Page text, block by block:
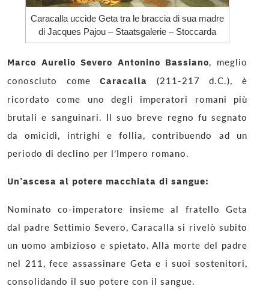
Caracalla uccide Geta tra le braccia di sua madre
di Jacques Pajou – Staatsgalerie – Stoccarda
Marco Aurelio Severo Antonino Bassiano, meglio
conosciuto comeCaracalla
(211-217 d.C.), è
ricordato come uno degli imperatori romani più
brutali e sanguinari. Il suo breve regno fu segnato
da omicidi, intrighi e follia, contribuendo ad un
periodo di declino per l’Impero romano.
Un’ascesa al potere macchiata di sangue:
Nominato co-imperatore insieme al fratello Geta
dal padre Settimio Severo, Caracalla si rivelò subito
un uomo ambizioso e spietato. Alla morte del padre
nel 211, fece assassinare Geta e i suoi sostenitori,
consolidando il suo potere con il sangue.